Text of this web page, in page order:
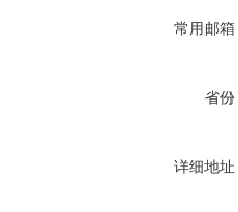
常用邮箱
省份
详细地址